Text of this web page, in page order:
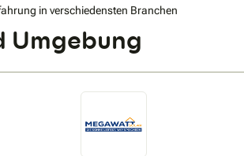
in verschiedensten Branchen
Umgebung